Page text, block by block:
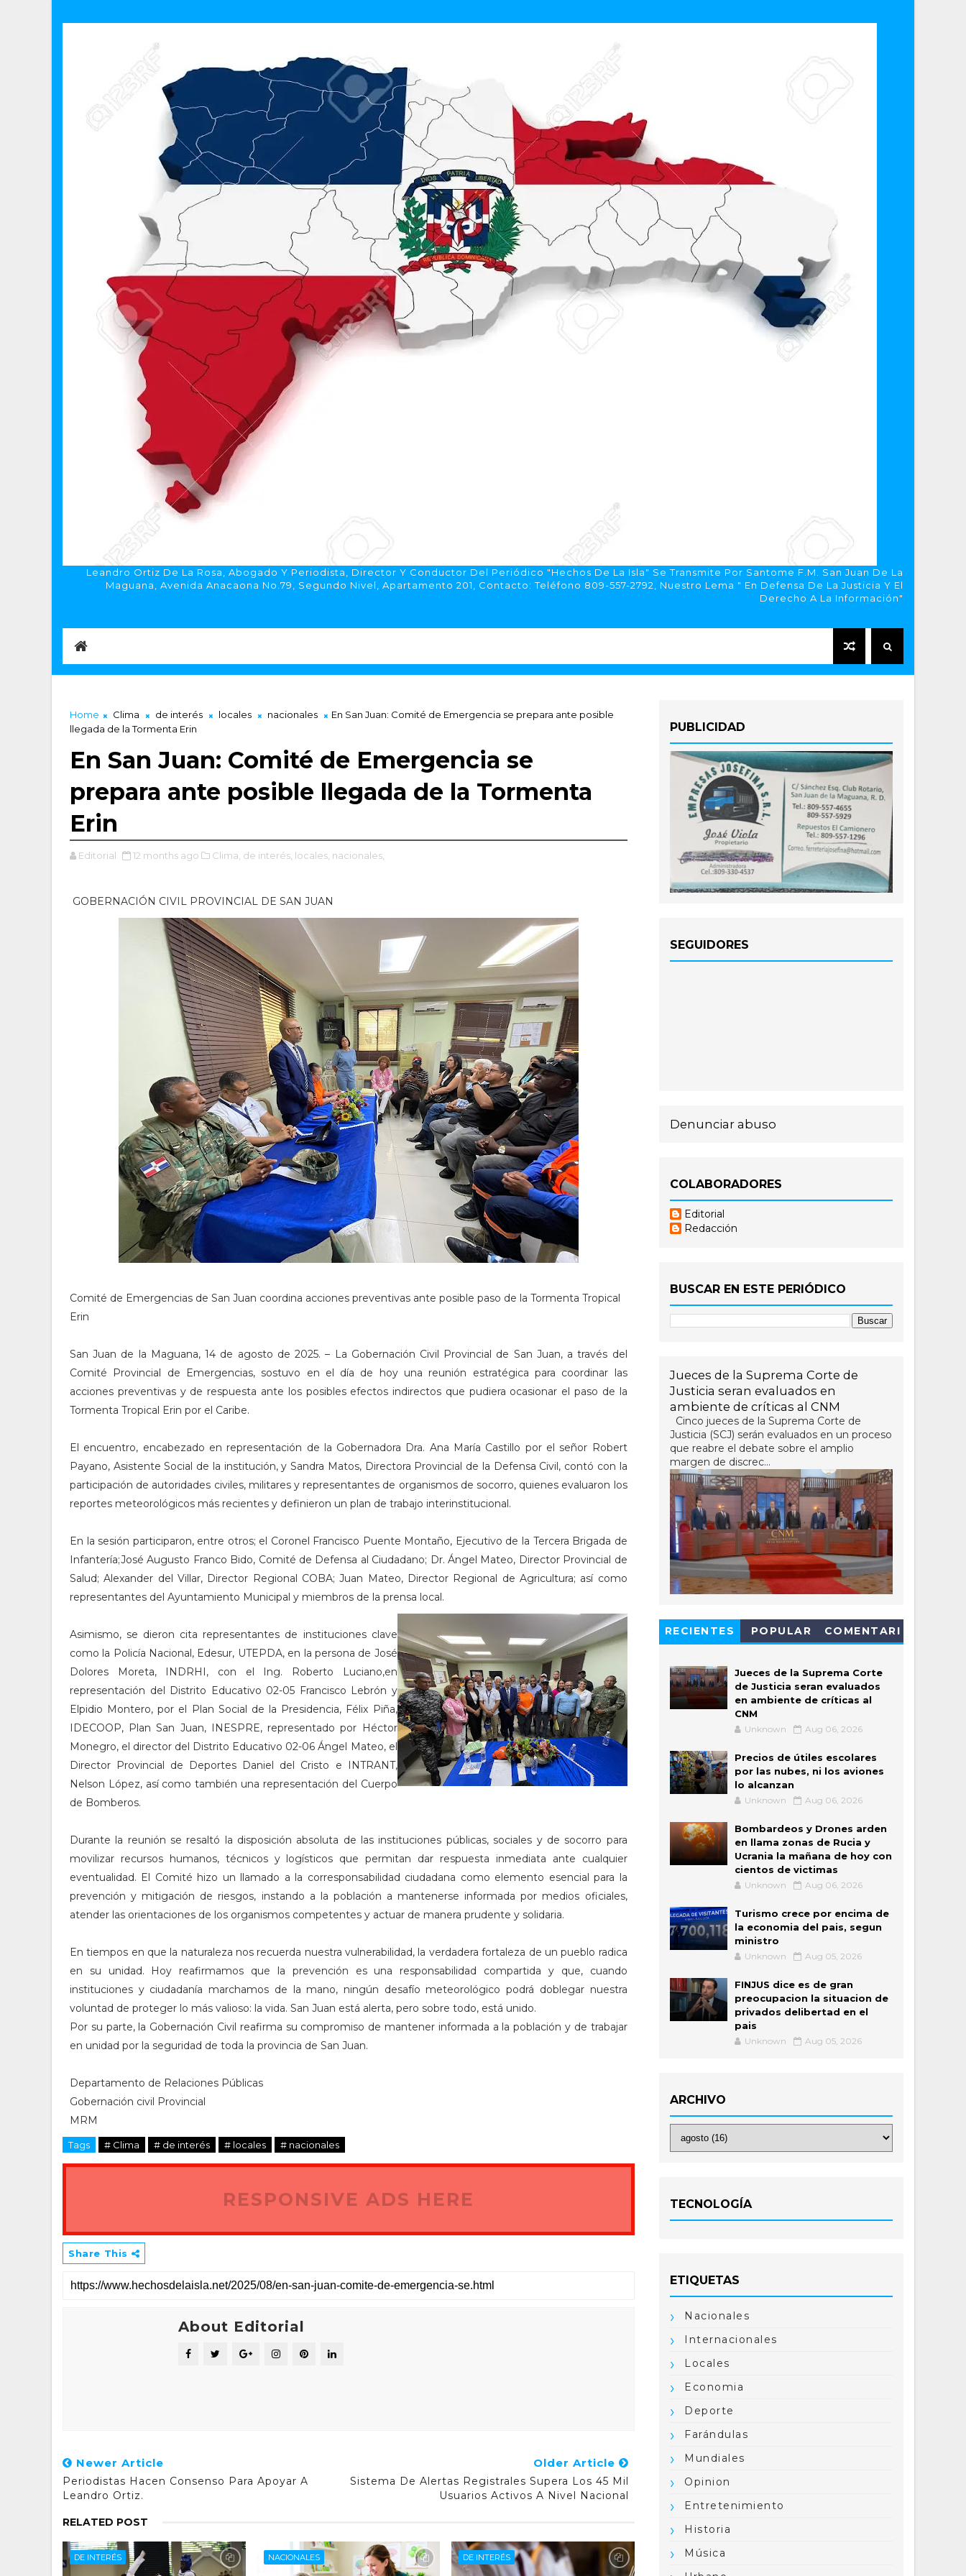
Leandro Ortiz De La Rosa, Abogado Y Periodista, Director Y Conductor Del Periódico "Hechos De La Isla" Se Transmite Por Santome F.M. San Juan De La
Maguana, Avenida Anacaona No.79, Segundo Nivel, Apartamento 201, Contacto: Teléfono 809-557-2792, Nuestro Lema " En Defensa De La Justicia Y El
Derecho A La Información"
Home Clima de interés locales nacionales
En San Juan: Comité de Emergencia se prepara ante posible
llegada de la Tormenta Erin
En San Juan: Comité de Emergencia se
prepara ante posible llegada de la Tormenta
Erin
Editorial 12 months ago Clima, de interés, locales, nacionales,
GOBERNACIÓN CIVIL PROVINCIAL DE SAN JUAN
Comité de Emergencias de San Juan coordina acciones preventivas ante posible paso de la Tormenta Tropical
Erin
San Juan de la Maguana, 14 de agosto de 2025. – La Gobernación Civil Provincial de San Juan, a través del
Comité Provincial de Emergencias, sostuvo en el día de hoy una reunión estratégica para coordinar las
acciones preventivas y de respuesta ante los posibles efectos indirectos que pudiera ocasionar el paso de la
Tormenta Tropical Erin por el Caribe.
El encuentro, encabezado en representación de la Gobernadora Dra. Ana María Castillo por el señor Robert
Payano, Asistente Social de la institución, y Sandra Matos, Directora Provincial de la Defensa Civil, contó con la
participación de autoridades civiles, militares y representantes de organismos de socorro, quienes evaluaron los
reportes meteorológicos más recientes y definieron un plan de trabajo interinstitucional.
En la sesión participaron, entre otros; el Coronel Francisco Puente Montaño, Ejecutivo de la Tercera Brigada de
Infantería;José Augusto Franco Bido, Comité de Defensa al Ciudadano; Dr. Ángel Mateo, Director Provincial de
Salud; Alexander del Villar, Director Regional COBA; Juan Mateo, Director Regional de Agricultura; así como
representantes del Ayuntamiento Municipal y miembros de la prensa local.
Asimismo, se dieron cita representantes de instituciones clave
como la Policía Nacional, Edesur, UTEPDA, en la persona de José
Dolores Moreta, INDRHI, con el Ing. Roberto Luciano,en
representación del Distrito Educativo 02-05 Francisco Lebrón y
Elpidio Montero, por el Plan Social de la Presidencia, Félix Piña,
IDECOOP, Plan San Juan, INESPRE, representado por Héctor
Monegro, el director del Distrito Educativo 02-06 Ángel Mateo, el
Director Provincial de Deportes Daniel del Cristo e INTRANT,
Nelson López, así como también una representación del Cuerpo
de Bomberos.
Durante la reunión se resaltó la disposición absoluta de las instituciones públicas, sociales y de socorro para
movilizar recursos humanos, técnicos y logísticos que permitan dar respuesta inmediata ante cualquier
eventualidad. El Comité hizo un llamado a la corresponsabilidad ciudadana como elemento esencial para la
prevención y mitigación de riesgos, instando a la población a mantenerse informada por medios oficiales,
atender las orientaciones de los organismos competentes y actuar de manera prudente y solidaria.
En tiempos en que la naturaleza nos recuerda nuestra vulnerabilidad, la verdadera fortaleza de un pueblo radica
en su unidad. Hoy reafirmamos que la prevención es una responsabilidad compartida y que, cuando
instituciones y ciudadanía marchamos de la mano, ningún desafío meteorológico podrá doblegar nuestra
voluntad de proteger lo más valioso: la vida. San Juan está alerta, pero sobre todo, está unido.
Por su parte, la Gobernación Civil reafirma su compromiso de mantener informada a la población y de trabajar
en unidad por la seguridad de toda la provincia de San Juan.
Departamento de Relaciones Públicas
Gobernación civil Provincial
MRM
Tags # Clima # de interés # locales # nacionales
RESPONSIVE ADS HERE
Share This
About Editorial
Newer Article
Periodistas Hacen Consenso Para Apoyar A
Leandro Ortiz.
Older Article
Sistema De Alertas Registrales Supera Los 45 Mil
Usuarios Activos A Nivel Nacional
RELATED POST
DE INTERÉS NACIONALES DE INTERÉS
PUBLICIDAD
SEGUIDORES
Denunciar abuso
COLABORADORES
Editorial
Redacción
BUSCAR EN ESTE PERIÓDICO
Jueces de la Suprema Corte de
Justicia seran evaluados en
ambiente de críticas al CNM
Cinco jueces de la Suprema Corte de
Justicia (SCJ) serán evaluados en un proceso
que reabre el debate sobre el amplio
margen de discrec...
RECIENTES POPULAR
COMENTARI
Jueces de la Suprema Corte
de Justicia seran evaluados
en ambiente de críticas al
CNM
Unknown Aug 06, 2026
Precios de útiles escolares
por las nubes, ni los aviones
lo alcanzan
Unknown Aug 06, 2026
Bombardeos y Drones arden
en llama zonas de Rucia y
Ucrania la mañana de hoy con
cientos de victimas
Unknown Aug 06, 2026
Turismo crece por encima de
la economia del pais, segun
ministro
Unknown Aug 05, 2026
FINJUS dice es de gran
preocupacion la situacion de
privados delibertad en el
pais
Unknown Aug 05, 2026
ARCHIVO
TECNOLOGÍA
ETIQUETAS
Nacionales
Internacionales
Locales
Economia
Deporte
Farándulas
Mundiales
Opinion
Entretenimiento
Historia
Música